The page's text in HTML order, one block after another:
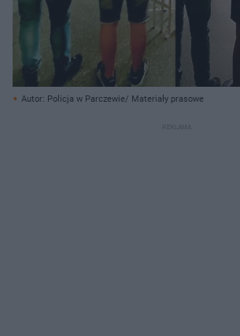
Autor: Policja w Parczewie/ Materiały prasowe